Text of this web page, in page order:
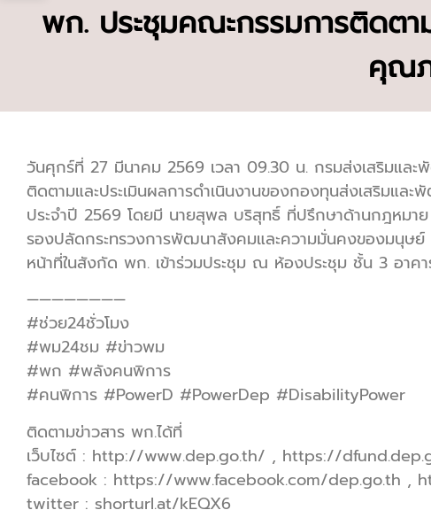
พก. ประชุมคณะกรรมการติดตา
คุณ
วันศุกร์ที่ 27 มีนาคม 2569 เวลา 09.30 น. กรมส่งเสริมแ
ติดตามและประเมินผลการดำเนินงานของกองทุนส่งเสริม
ประจำปี 2569 โดยมี นายสุพล บริสุทธิ์ ที่ปรึกษาด้านกฎหมา
รองปลัดกระทรวงการพัฒนาสังคมและความมั่นคงของมนุษ
หน้าที่ในสังกัด พก. เข้าร่วมประชุม ณ ห้องประชุม ชั้น 3 อาค
————————
#ช่วย24ชั่วโมง
#พม24ชม #ข่าวพม
#พก #พลังคนพิการ
#คนพิการ #PowerD #PowerDep #DisabilityPower
ติดตามข่าวสาร พก.ได้ที่
เว็บไซต์ : http://www.dep.go.th/ , https://
facebook : https://www.facebook.com/dep.go.th ,
twitter : shorturl.at/kEQX6